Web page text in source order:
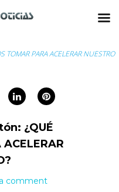
PARA ACELERAR NUESTRO
LinkedInPinterest
¿QUÉ
comment